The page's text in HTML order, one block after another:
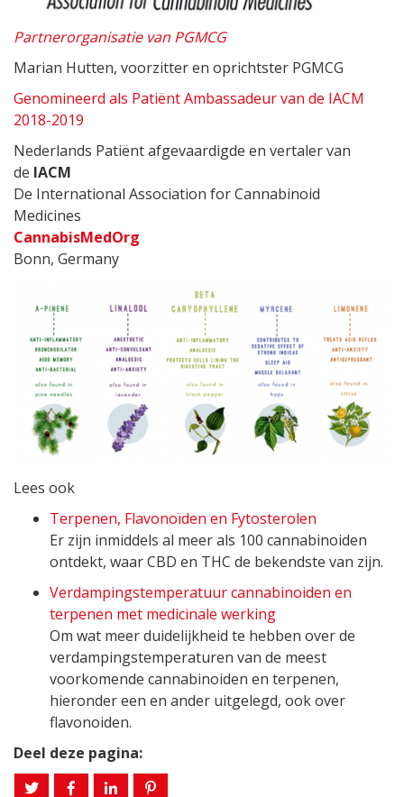
Partnerorganisatie van PGMCG
Marian Hutten, voorzitter en oprichtster PGMCG
Genomineerd als Patiënt Ambassadeur van de IACM
2018-2019
Nederlands Patiënt afgevaardigde en vertaler van
de IACM
De International Association for Cannabinoid
Medicines
CannabisMedOrg
Bonn, Germany
Lees ook
Terpenen, Flavonoïden en Fytosterolen
Er zijn inmiddels al meer als 100 cannabinoiden
ontdekt, waar CBD en THC de bekendste van zijn.
Verdampingstemperatuur cannabinoiden en
terpenen met medicinale werking
Om wat meer duidelijkheid te hebben over de
verdampingstemperaturen van de meest
voorkomende cannabinoiden en terpenen,
hieronder een en ander uitgelegd, ook over
flavonoiden.
Deel deze pagina: